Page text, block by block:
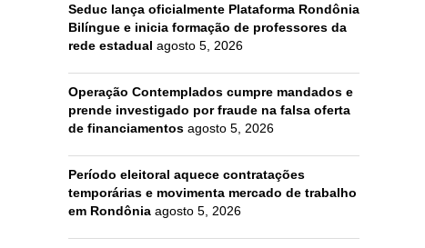
Seduc lança oficialmente Plataforma Rondônia
Bilíngue e inicia formação de professores da
rede estadual agosto 5, 2026
Operação Contemplados cumpre mandados e
prende investigado por fraude na falsa oferta
de financiamentos agosto 5, 2026
Período eleitoral aquece contratações
temporárias e movimenta mercado de trabalho
em Rondônia agosto 5, 2026